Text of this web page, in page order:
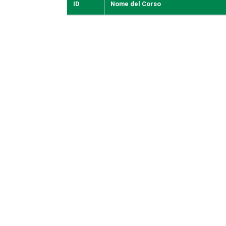
ID Nome del Corso